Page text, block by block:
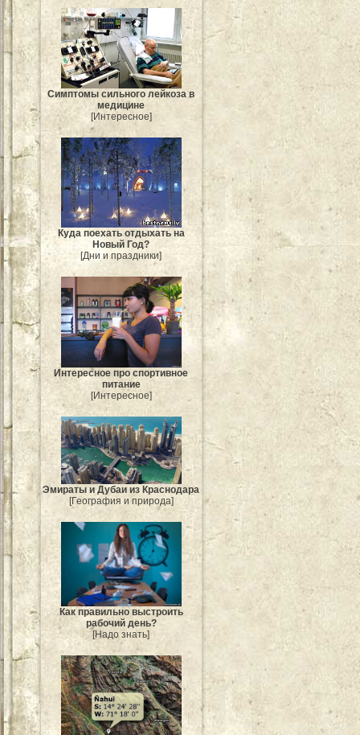
Симптомы сильного лейкоза в
медицине
[Интересное]
Куда поехать отдыхать на
Новый Год?
[Дни и праздники]
Интересное про спортивное
питание
[Интересное]
Эмираты и Дубаи из Краснодара
[География и природа]
Как правильно выстроить
рабочий день?
[Надо знать]